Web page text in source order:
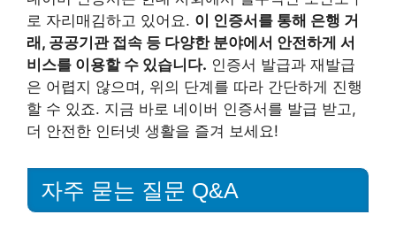
로 자리매김하고 있어요. 이 인증서를 통해 은행 거
래, 공공기관 접속 등 다양한 분야에서 안전하게 서
비스를 이용할 수 있습니다. 인증서 발급과 재발급
은 어렵지 않으며, 위의 단계를 따라 간단하게 진행
할 수 있죠. 지금 바로 네이버 인증서를 발급 받고,
더 안전한 인터넷 생활을 즐겨 보세요!
자주 묻는 질문 Q&A